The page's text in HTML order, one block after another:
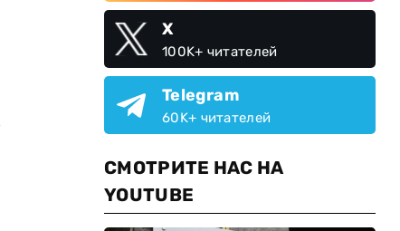
X
100K+ читателей
Telegram
60K+ читателей
СМОТРИТЕ НАС НА
YOUTUBE